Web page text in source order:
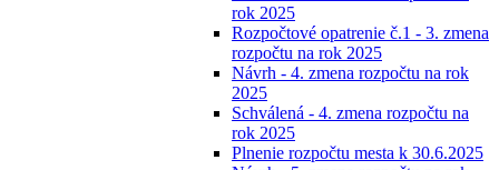
rok 2025
Rozpočtové opatrenie č.1 - 3. zmena
rozpočtu na rok 2025
Návrh - 4. zmena rozpočtu na rok
2025
Schválená - 4. zmena rozpočtu na
rok 2025
Plnenie rozpočtu mesta k 30.6.2025